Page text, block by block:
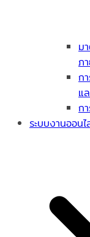
ม
ภ
ก
แ
ก
ระบบงานออน